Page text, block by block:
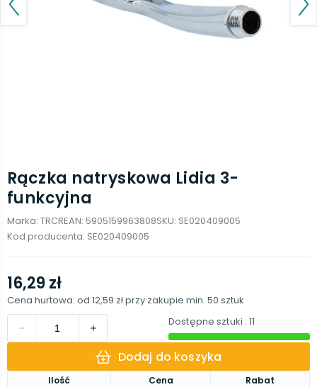
Rączka natryskowa Lidia 3-
funkcyjna
Marka: TRCREAN: 5905159963808SKU: SE020409005
Kod producenta: SE020409005
Ilość Cena
Rabat
16,29 zł
Cena hurtowa: od 12,59 złprzy zakupie min. 50 sztuk
Dostępne sztuki : 11
Dodaj do koszyka